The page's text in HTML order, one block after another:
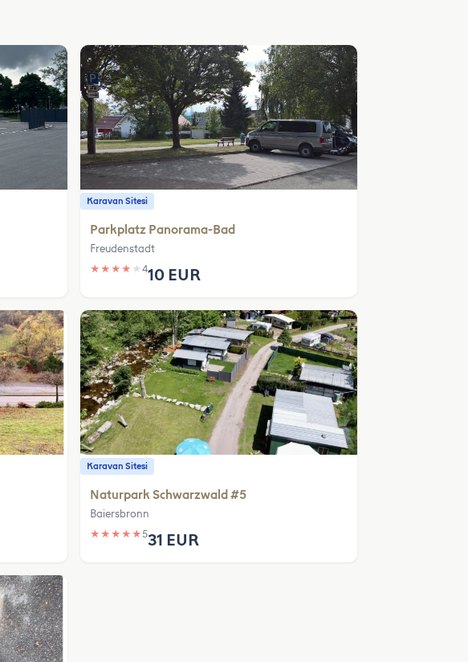
Karavan Sitesi
Parkplatz Panorama-Bad
Freudenstadt
★ ★ ★ ★ ★ 410 EUR
Karavan Sitesi
Naturpark Schwarzwald #5
Baiersbronn
★ ★ ★ ★ ★531 EUR